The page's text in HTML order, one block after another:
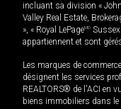
incluant sa division «
Valley Real Estate,
», « Royal LePageMD
appartiennent et sont
Les marques de
désignent les services
REALTORS® de l'ACI en
biens immobiliers dans le